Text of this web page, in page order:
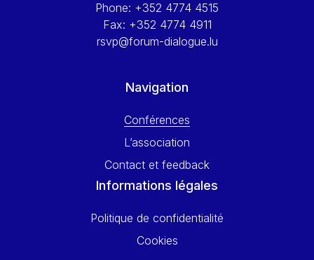
Yossi Beillin
Yves FRANCHET
Phone: +352 4774 4515
Fax: +352 4774 4911
rsvp@forum-dialogue.lu
Navigation
Conférences
L’association
Contact et feedback
Informations légales
Politique de confidentialité
Cookies